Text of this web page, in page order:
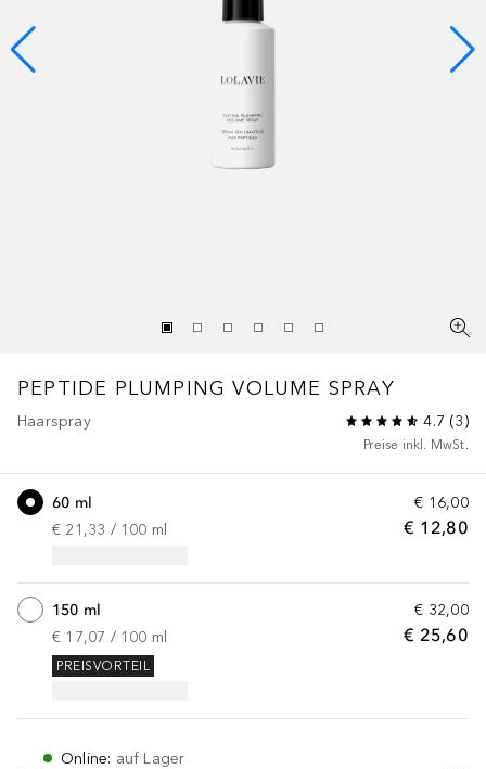
PEPTIDE PLUMPING VOLUME SPRAY
Haarspray 4.7 (3)
Preise inkl. MwSt.
€ 16,00
€ 12,80
60 ml
€ 21,33 / 100 ml
€ 32,00
€ 25,60
150 ml
€ 17,07 / 100 ml
PREISVORTEIL
Online: auf Lager